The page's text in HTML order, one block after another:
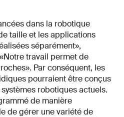
dans la robotique
taille et les applications
séparément»,
travail permet de
Par conséquent, les
pourraient être conçus
robotiques actuels.
de manière
de gérer une variété de